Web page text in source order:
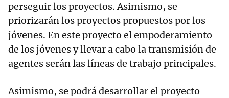
perseguir los proyectos. Asimismo, se
priorizarán los proyectos propuestos por los
jóvenes. En este proyecto el empoderamiento
de los jóvenes y llevar a cabo la transmisión de
agentes serán las líneas de trabajo principales.
Asimismo, se podrá desarrollar el proyecto